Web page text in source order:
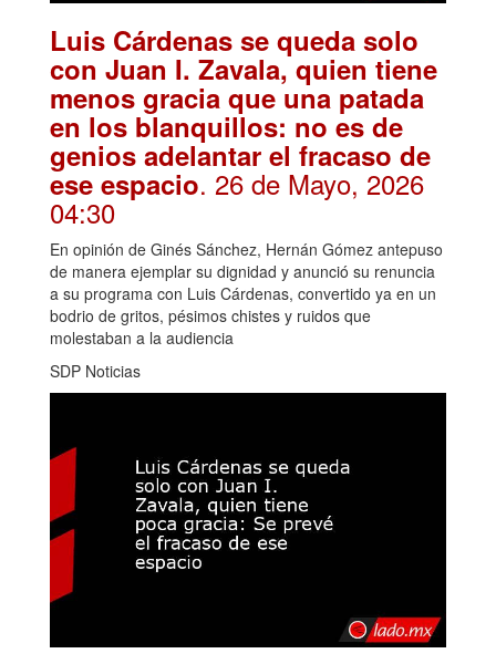
Luis Cárdenas se queda solo
con Juan I. Zavala, quien tiene
menos gracia que una patada
en los blanquillos: no es de
genios adelantar el fracaso de
ese espacio. 26 de Mayo, 2026
04:30
En opinión de Ginés Sánchez, Hernán Gómez antepuso
de manera ejemplar su dignidad y anunció su renuncia
a su programa con Luis Cárdenas, convertido ya en un
bodrio de gritos, pésimos chistes y ruidos que
molestaban a la audiencia
SDP Noticias